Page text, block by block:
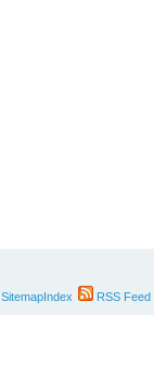
SitemapIndex RSS Feed